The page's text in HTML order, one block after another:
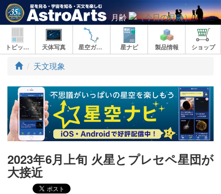
月齢
トピックス 天体写真 星空ガイド 星ナビ 製品情報 ショップ
ト
プ
天文現象
2023年6月上旬 火星とプレセペ星団が
大接近